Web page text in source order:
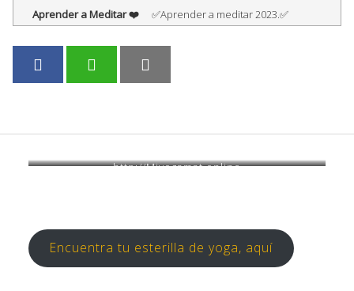
Aprender a Meditar ❤️
✅Aprender a meditar 2023.✅
http://Miyogamat.online
Encuentra tu esterilla de yoga, aquí